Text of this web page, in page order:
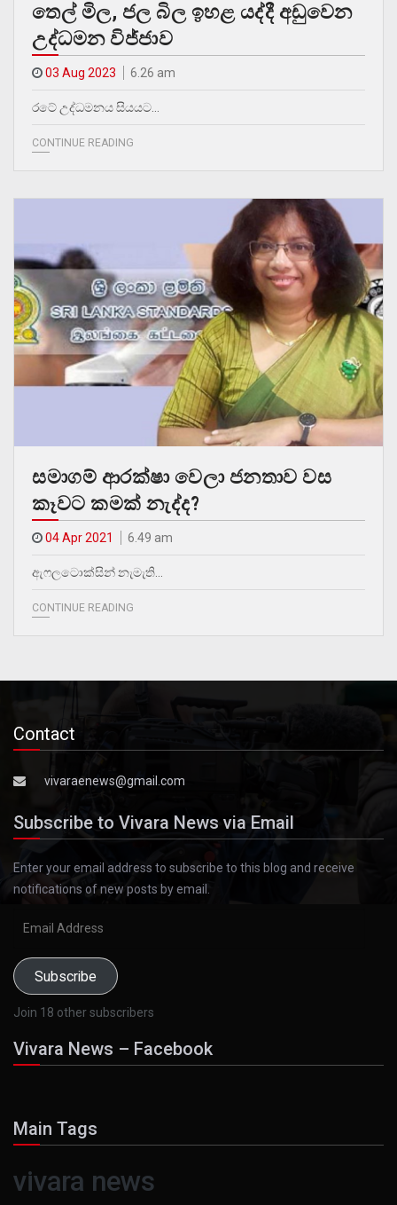
තෙල් මිල, ජල බිල ඉහළ යද්දී අඩුවෙන
උද්ධමන විජ්ජාව
03 Aug 2023 6.26 am
රටේ උද්ධමනය සියයට…
CONTINUE READING
සමාගම් ආරක්ෂා වෙලා ජනතාව වස
කෑවට කමක් නැද්ද?
04 Apr 2021 6.49 am
ඇෆලටොක්සින් නැමැති…
CONTINUE READING
Contact
vivaraenews@gmail.com
Subscribe to Vivara News via Email
Enter your email address to subscribe to this blog and receive
notifications of new posts by email.
Subscribe
Join 18 other subscribers
Vivara News – Facebook
Main Tags
vivara news